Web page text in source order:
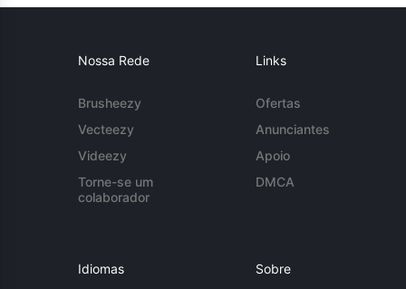
Nossa Rede
Brusheezy
Vecteezy
Videezy
Torne-se um
colaborador
Links
Ofertas
Anunciantes
Apoio
DMCA
Idiomas Sobre